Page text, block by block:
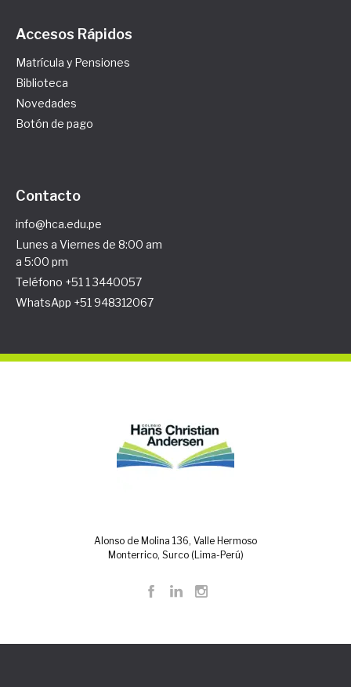
Accesos Rápidos
Matrícula y Pensiones
Biblioteca
Novedades
Botón de pago
Contacto
info@hca.edu.pe
Lunes a Viernes de 8:00 am
a 5:00 pm
Teléfono +51 1 3440057
WhatsApp +51 948312067
Alonso de Molina 136, Valle Hermoso
Monterrico, Surco (Lima-Perú)